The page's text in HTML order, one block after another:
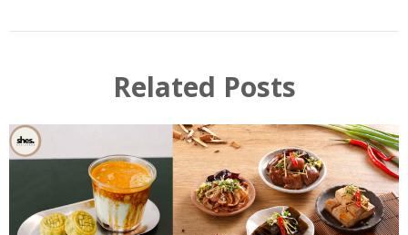
Related Posts